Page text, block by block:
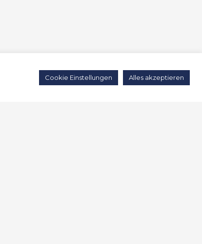
Datenschutz
Cookie Einstellungen Alles akzeptieren